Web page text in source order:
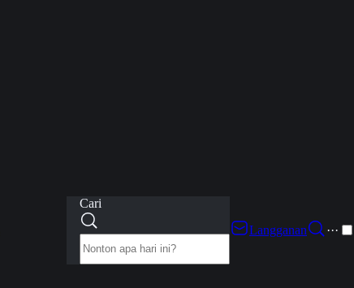
Cari
Langganan
···